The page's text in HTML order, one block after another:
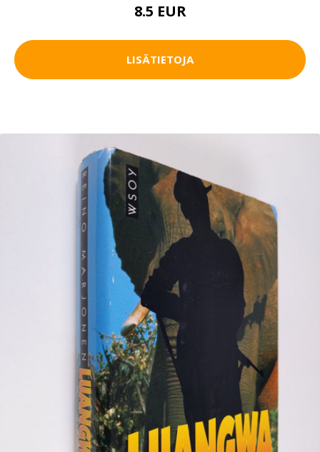
8.5 EUR
LISÄTIETOJA